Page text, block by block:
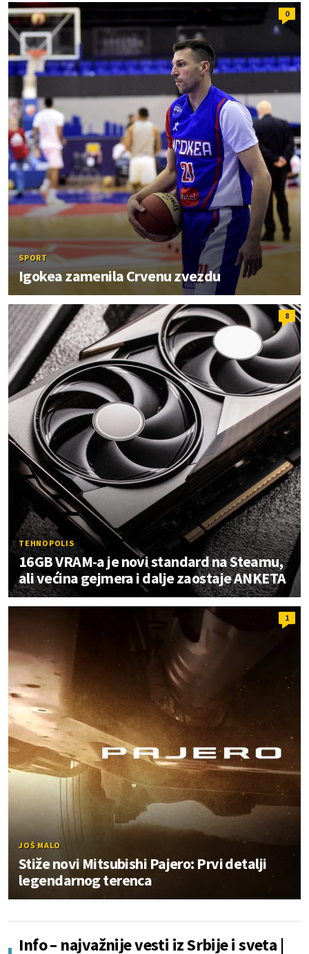
0
SPORT
Igokea zamenila Crvenu zvezdu
8
TEHNOPOLIS
16GB VRAM-a je novi standard na Steamu,
ali većina gejmera i dalje zaostaje ANKETA
1
JOŠ MALO
Stiže novi Mitsubishi Pajero: Prvi detalji
legendarnog terenca
Info – najvažnije vesti iz Srbije i sveta |